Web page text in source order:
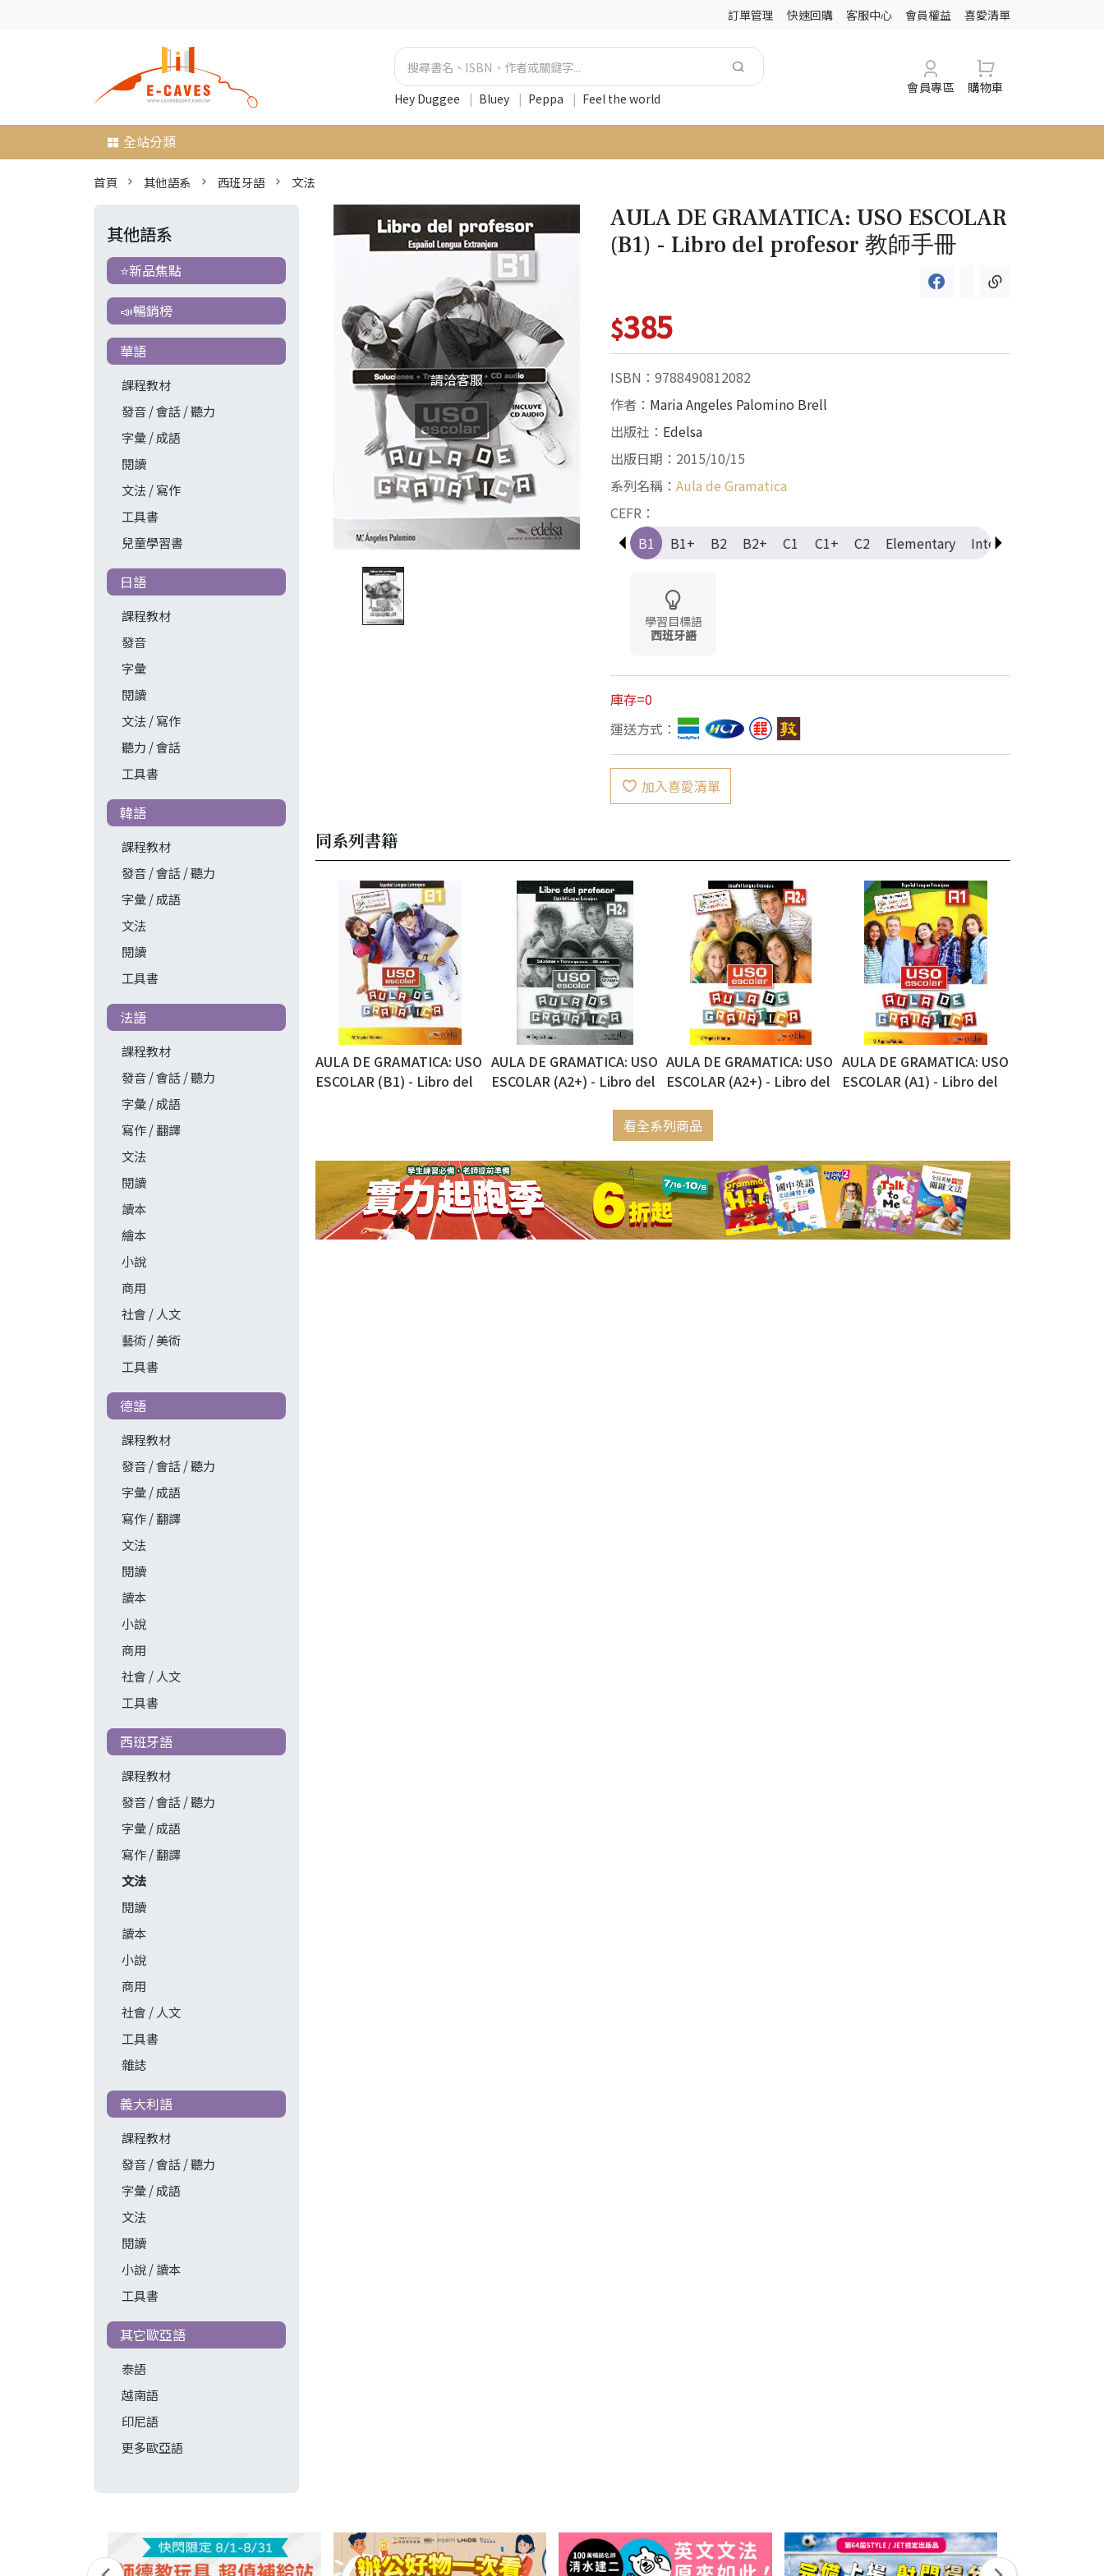
訂單管理 快速回購 客服中心 會員權益 喜愛清單
Hey Duggee | Bluey | Peppa | Feel the world
會員專區 購物車
全站分類
首頁 其他語系 西班牙語 文法
其他語系
⭐新品焦點
📣暢銷榜
華語
課程教材
發音 / 會話 / 聽力
字彙 / 成語
閱讀
文法 / 寫作
工具書
兒童學習書
日語
課程教材
發音
字彙
閱讀
文法 / 寫作
聽力 / 會話
工具書
韓語
課程教材
發音 / 會話 / 聽力
字彙 / 成語
文法
閱讀
工具書
法語
課程教材
發音 / 會話 / 聽力
字彙 / 成語
寫作 / 翻譯
文法
閱讀
讀本
繪本
小說
商用
社會 / 人文
藝術 / 美術
工具書
德語
課程教材
發音 / 會話 / 聽力
字彙 / 成語
寫作 / 翻譯
文法
閱讀
讀本
小說
商用
社會 / 人文
工具書
西班牙語
課程教材
發音 / 會話 / 聽力
字彙 / 成語
寫作 / 翻譯
文法
閱讀
讀本
小說
商用
社會 / 人文
工具書
雜誌
義大利語
課程教材
發音 / 會話 / 聽力
字彙 / 成語
文法
閱讀
小說 / 讀本
工具書
其它歐亞語
泰語
越南語
印尼語
更多歐亞語
請洽客服
AULA DE GRAMATICA: USO ESCOLAR
(B1) - Libro del profesor 教師手冊
$385
ISBN：9788490812082
作者： Maria Angeles Palomino Brell
出版社： Edelsa
出版日期：2015/10/15
系列名稱：Aula de Gramatica
CEFR：
A1 A1+ A2+ B1 B1+ B2 B2+ C1 C1+ C2 Elementary Intermediate
學習目標語
西班牙語
庫存=0
運送方式：
加入喜愛清單
同系列書籍
AULA DE GRAMATICA: USO
ESCOLAR (B1) - Libro del
AULA DE GRAMATICA: USO
ESCOLAR (A2+) - Libro del
AULA DE GRAMATICA: USO
ESCOLAR (A2+) - Libro del
AULA DE GRAMATICA: USO
ESCOLAR (A1) - Libro del
看全系列商品